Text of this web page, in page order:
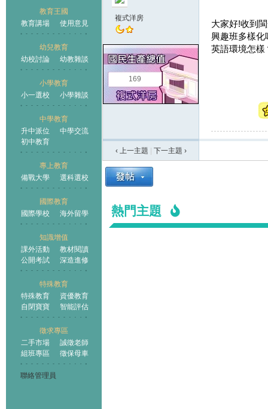
教育王國
教育講場
使用意見
幼兒教育
幼校討論
幼教雜談
小學教育
小一選校
小學雜談
中學教育
升中派位
中學交流
初中教育
專上教育
備戰大學
選科選校
國際教育
國際學校
海外留學
知識增值
課外活動
教材閱讀
公開考試
深造進修
特殊教育
特殊教育
資優教育
自閉寶寶
智能評估
徵求專區
二手市場
誠徵老師
組班專區
徵保母車
聯絡管理員
王國
複式洋房
169
大家好!收到
興趣班多樣化
英語環境怎樣
‹ 上一主題 下一主題 ›
熱門主題